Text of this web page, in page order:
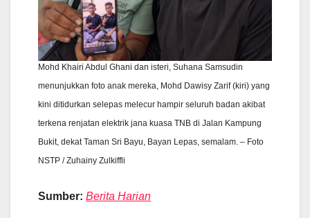
Mohd Khairi Abdul Ghani dan isteri, Suhana Samsudin
menunjukkan foto anak mereka, Mohd Dawisy Zarif (kiri) yang
kini ditidurkan selepas melecur hampir seluruh badan akibat
terkena renjatan elektrik jana kuasa TNB di Jalan Kampung
Bukit, dekat Taman Sri Bayu, Bayan Lepas, semalam. – Foto
NSTP / Zuhainy Zulkiffli
Sumber: Berita Harian